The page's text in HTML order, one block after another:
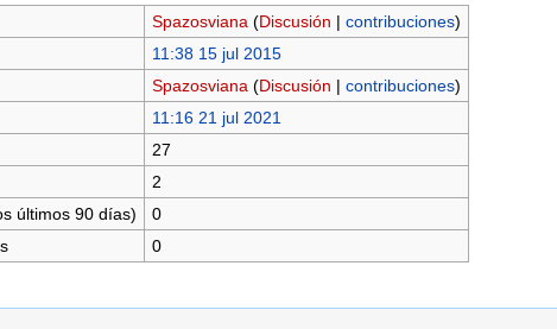
Spazosviana (Discusión | contribuciones)
11:38 15 jul 2015
Spazosviana (Discusión | contribuciones)
11:16 21 jul 2021
27
2
últimos 90 días)
0
0